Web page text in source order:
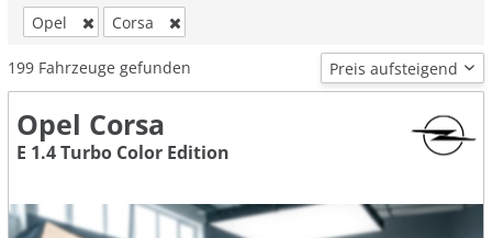
Opel Corsa
199 Fahrzeuge gefunden
Opel Corsa
E 1.4 Turbo Color Edition